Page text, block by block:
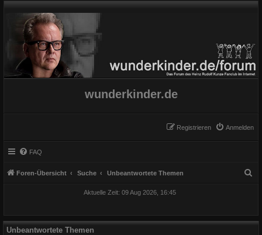
wunderkinder.de
Anmelden
Registrieren
FAQ
Foren-Übersicht Suche Unbeantwortete Themen
Aktuelle Zeit: 09 Aug 2026, 16:45
Unbeantwortete Themen